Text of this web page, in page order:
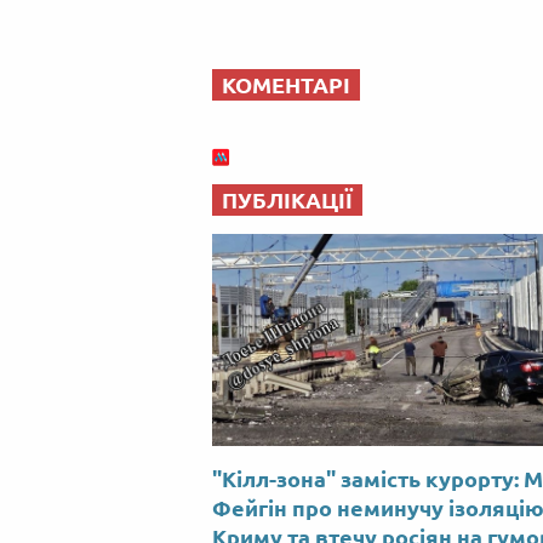
КОМЕНТАРІ
ПУБЛІКАЦІЇ
"Кілл-зона" замість курорту:
Фейгін про неминучу ізоляцію
Криму та втечу росіян на